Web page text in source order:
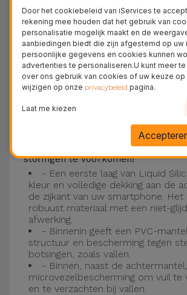
15, 14, 13, 12 onder meer en het
van de Apple, deiPhone 16en
Drie-laagse bescherming met
siliconen kappen
Onze iPhone siliconen hoesjes
robuuste, kwalitatieve constructie
drielaagse constructie om
storingen te voorkomen!
- Een eerste laag van Liquid
kleur en volledige dekking aan de
de zijkant van uw smartphone. Het
robuust materiaal met een niet-
afwerking.
- Binnenin geeft een PVC-
structuur en bescherming tegen
botsingen, zoals vallen.
- Binnen, naast de
microvezelbescherming om vuil te
en te verzachten bij vallen.
Door het cookiebeleid van iServices te
rekening mee houden dat het gebruik van
personalisatie mogelijk maakt en de
aanbiedingen biedt die zijn afgestemd op uw
persoonlijke gegevens en cookies kunnen
advertenties te personaliseren.U kunt meer
over ons gebruik van cookies of uw keuze
wijzigen op onze privacybeleid pagina.
Laat me kiezen